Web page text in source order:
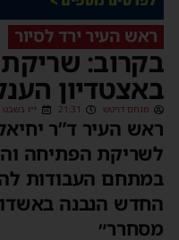
ראש העיר ירד לסיור
בקרוב:
באצטדיון
מנחם דויטש 21:31 י״ז בשבט
ראש העיר ד”ר
לשריקת הפתיחה
במתחם העבודות
החדש הנבנה
מסחרר״